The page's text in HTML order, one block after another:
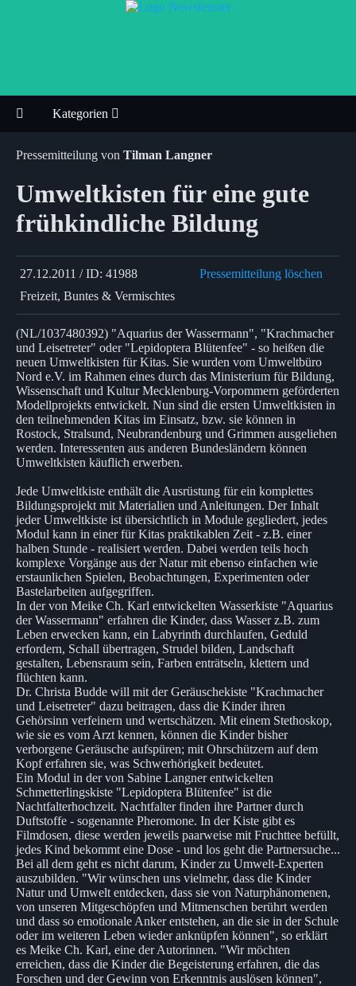
Kategorien
Pressemitteilung von Tilman Langner
Umweltkisten für eine gute
frühkindliche Bildung
27.12.2011 / ID: 41988
Pressemitteilung löschen
Freizeit, Buntes & Vermischtes
(NL/1037480392) "Aquarius der Wassermann", "Krachmacher
und Leisetreter" oder "Lepidoptera Blütenfee" - so heißen die
neuen Umweltkisten für Kitas. Sie wurden vom Umweltbüro
Nord e.V. im Rahmen eines durch das Ministerium für Bildung,
Wissenschaft und Kultur Mecklenburg-Vorpommern geförderten
Modellprojekts entwickelt. Nun sind die ersten Umweltkisten in
den teilnehmenden Kitas im Einsatz, bzw. sie können in
Rostock, Stralsund, Neubrandenburg und Grimmen ausgeliehen
werden. Interessenten aus anderen Bundesländern können
Umweltkisten käuflich erwerben.
Jede Umweltkiste enthält die Ausrüstung für ein komplettes
Bildungsprojekt mit Materialien und Anleitungen. Der Inhalt
jeder Umweltkiste ist übersichtlich in Module gegliedert, jedes
Modul kann in einer für Kitas praktikablen Zeit - z.B. einer
halben Stunde - realisiert werden. Dabei werden teils hoch
komplexe Vorgänge aus der Natur mit ebenso einfachen wie
erstaunlichen Spielen, Beobachtungen, Experimenten oder
Bastelarbeiten aufgegriffen.
In der von Meike Ch. Karl entwickelten Wasserkiste "Aquarius
der Wassermann" erfahren die Kinder, dass Wasser z.B. zum
Leben erwecken kann, ein Labyrinth durchlaufen, Geduld
erfordern, Schall übertragen, Strudel bilden, Landschaft
gestalten, Lebensraum sein, Farben enträtseln, klettern und
flüchten kann.
Dr. Christa Budde will mit der Geräuschekiste "Krachmacher
und Leisetreter" dazu beitragen, dass die Kinder ihren
Gehörsinn verfeinern und wertschätzen. Mit einem Stethoskop,
wie sie es vom Arzt kennen, können die Kinder bisher
verborgene Geräusche aufspüren; mit Ohrschützern auf dem
Kopf erfahren sie, was Schwerhörigkeit bedeutet.
Ein Modul in der von Sabine Langner entwickelten
Schmetterlingskiste "Lepidoptera Blütenfee" ist die
Nachtfalterhochzeit. Nachtfalter finden ihre Partner durch
Duftstoffe - sogenannte Pheromone. In der Kiste gibt es
Filmdosen, diese werden jeweils paarweise mit Fruchttee befüllt,
jedes Kind bekommt eine Dose - und los geht die Partnersuche...
Bei all dem geht es nicht darum, Kinder zu Umwelt-Experten
auszubilden. "Wir wünschen uns vielmehr, dass die Kinder
Natur und Umwelt entdecken, dass sie von Naturphänomenen,
von unseren Mitgeschöpfen und Mitmenschen berührt werden
und dass so emotionale Anker entstehen, an die sie in der Schule
oder im weiteren Leben wieder anknüpfen können", so erklärt
es Meike Ch. Karl, eine der Autorinnen. "Wir möchten
erreichen, dass die Kinder die Begeisterung erfahren, die das
Forschen und der Gewinn von Erkenntnis auslösen können",